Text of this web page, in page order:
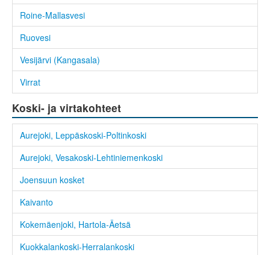
Roine-Mallasvesi
Ruovesi
Vesijärvi (Kangasala)
Virrat
Koski- ja virtakohteet
Aurejoki, Leppäskoski-Poltinkoski
Aurejoki, Vesakoski-Lehtiniemenkoski
Joensuun kosket
Kaivanto
Kokemäenjoki, Hartola-Äetsä
Kuokkalankoski-Herralankoski